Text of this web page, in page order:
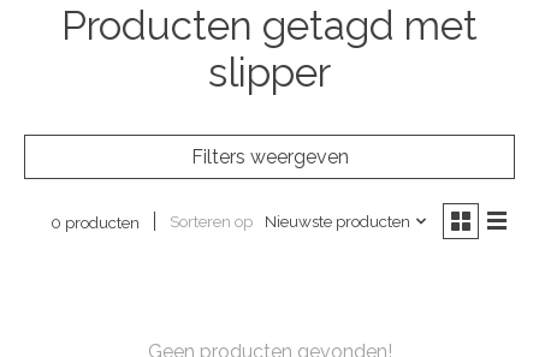
Producten getagd met
slipper
Filters weergeven
0 producten Sorteren op Nieuwste producten
Geen producten gevonden!